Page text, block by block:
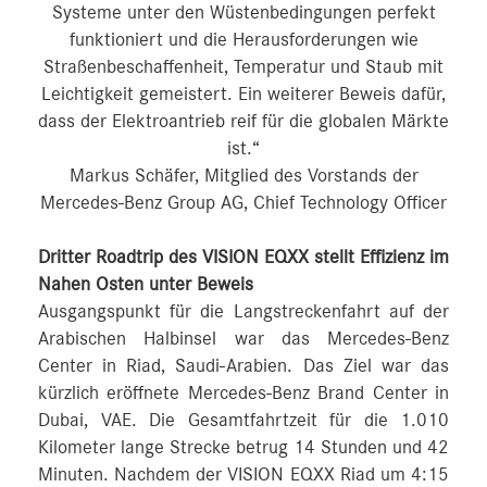
Systeme unter den Wüstenbedingungen perfekt
funktioniert und die Herausforderungen wie
Straßenbeschaffenheit, Temperatur und Staub mit
Leichtigkeit gemeistert. Ein weiterer Beweis dafür,
dass der Elektroantrieb reif für die globalen Märkte
ist.“
Markus Schäfer, Mitglied des Vorstands der
Mercedes-Benz Group AG, Chief Technology Officer
Dritter Roadtrip des VISION EQXX stellt Effizienz im
Nahen Osten unter Beweis
Ausgangspunkt für die Langstreckenfahrt auf der
Arabischen Halbinsel war das Mercedes-Benz
Center in Riad, Saudi-Arabien. Das Ziel war das
kürzlich eröffnete Mercedes-Benz Brand Center in
Dubai, VAE. Die Gesamtfahrtzeit für die 1.010
Kilometer lange Strecke betrug 14 Stunden und 42
Minuten. Nachdem der VISION EQXX Riad um 4:15